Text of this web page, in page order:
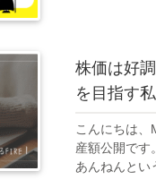
株価は好
を目指す
こんにちは
産額公開です
あんねんとい